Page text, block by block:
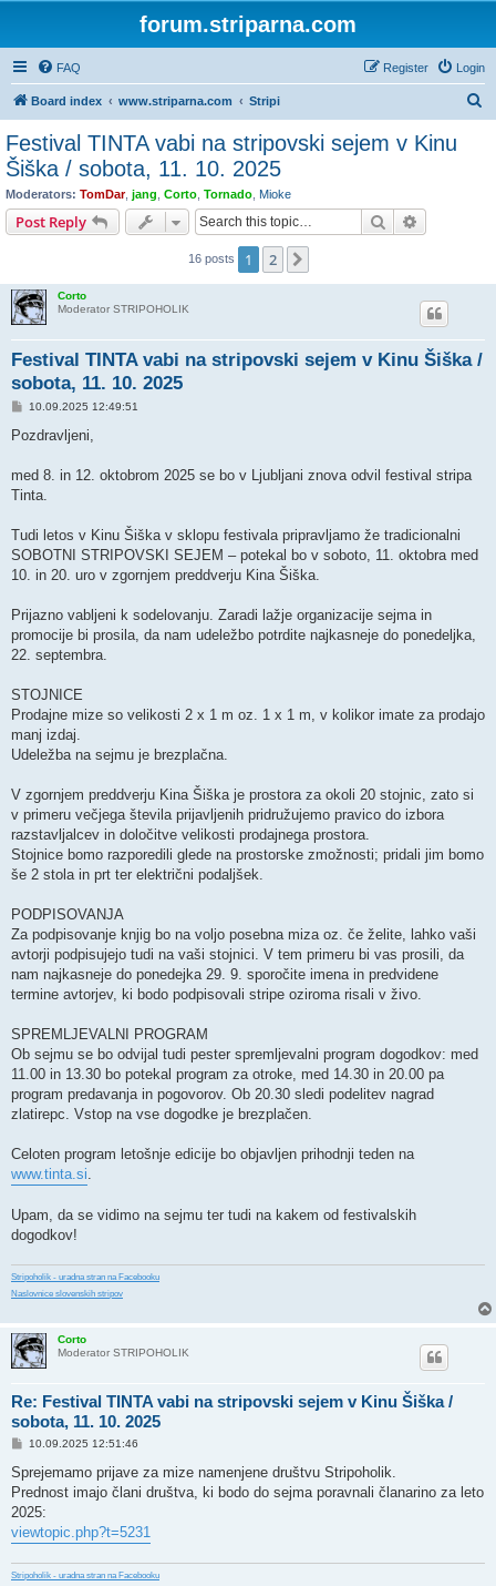
forum.striparna.com
FAQ Login
Register
Board index www.striparna.com Stripi
Festival TINTA vabi na stripovski sejem v Kinu
Šiška / sobota, 11. 10. 2025
Moderators: TomDar, jang Corto Tornado Mioke
Post Reply Search
16 posts 1 2
Corto
Moderator STRIPOHOLIK
Festival TINTA vabi na stripovski sejem v Kinu Šiška /
sobota, 11. 10. 2025
P
s
10.09.2025 12:49:51
Pozdravljeni,
med 8. in 12. oktobrom 2025 se bo v Ljubljani znova odvil festival stripa
Tinta.
Tudi letos v Kinu Šiška v sklopu festivala pripravljamo že tradicionalni
SOBOTNI STRIPOVSKI SEJEM – potekal bo v soboto, 11. oktobra med
10. in 20. uro v zgornjem preddverju Kina Šiška.
Prijazno vabljeni k sodelovanju. Zaradi lažje organizacije sejma in
promocije bi prosila, da nam udeležbo potrdite najkasneje do ponedeljka,
22. septembra.
STOJNICE
Prodajne mize so velikosti 2 x 1 m oz. 1 x 1 m, v kolikor imate za prodajo
manj izdaj.
Udeležba na sejmu je brezplačna.
V zgornjem preddverju Kina Šiška je prostora za okoli 20 stojnic, zato si
v primeru večjega števila prijavljenih pridružujemo pravico do izbora
razstavljalcev in določitve velikosti prodajnega prostora.
Stojnice bomo razporedili glede na prostorske zmožnosti; pridali jim bomo
še 2 stola in prt ter električni podaljšek.
PODPISOVANJA
Za podpisovanje knjig bo na voljo posebna miza oz. če želite, lahko vaši
avtorji podpisujejo tudi na vaši stojnici. V tem primeru bi vas prosili, da
nam najkasneje do ponedejka 29. 9. sporočite imena in predvidene
termine avtorjev, ki bodo podpisovali stripe oziroma risali v živo.
SPREMLJEVALNI PROGRAM
Ob sejmu se bo odvijal tudi pester spremljevalni program dogodkov: med
11.00 in 13.30 bo potekal program za otroke, med 14.30 in 20.00 pa
program predavanja in pogovorov. Ob 20.30 sledi podelitev nagrad
zlatirepc. Vstop na vse dogodke je brezplačen.
Celoten program letošnje edicije bo objavljen prihodnji teden na
www.tinta.si
Upam, da se vidimo na sejmu ter tudi na kakem od festivalskih
dogodkov!
Stripoholik - uradna stran na Facebooku
Naslovnice slovenskih stripov
Corto
Moderator STRIPOHOLIK
Re: Festival TINTA vabi na stripovski sejem v Kinu Šiška /
sobota, 11. 10. 2025
P
s
10.09.2025 12:51:46
Sprejemamo prijave za mize namenjene društvu Stripoholik.
Prednost imajo člani društva, ki bodo do sejma poravnali članarino za leto
2025:
viewtopic.php?t=5231
Stripoholik - uradna stran na Facebooku